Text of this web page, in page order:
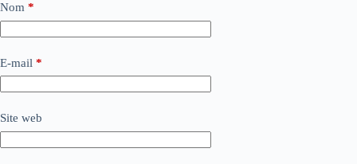
Nom *
E-mail *
Site web